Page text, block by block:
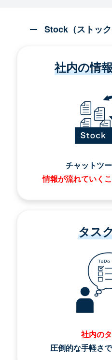
Stock（ストッ
社内の情
チャットツ
情報が流れていく
タス
社内の
圧倒的な手軽さ